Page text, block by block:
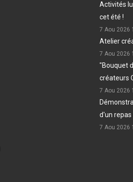
Activités
cet été !
7 Aou 2026
Atelier
7 Aou 2026
"Bouquet
créateurs
7 Aou 2026
d'un repas
7 Aou 2026